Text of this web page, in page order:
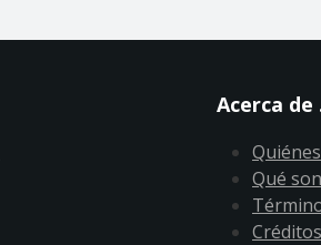
Acerca de
Qué
Créditos